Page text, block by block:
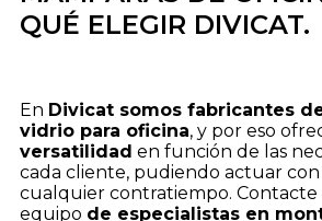
QUÉ ELEGIR DIVICAT.
En Divicat somos fabricantes
vidrio para oficina, y por eso
versatilidad en función de las
cada cliente, pudiendo actuar
cualquier contratiempo.
equipo de especialistas en